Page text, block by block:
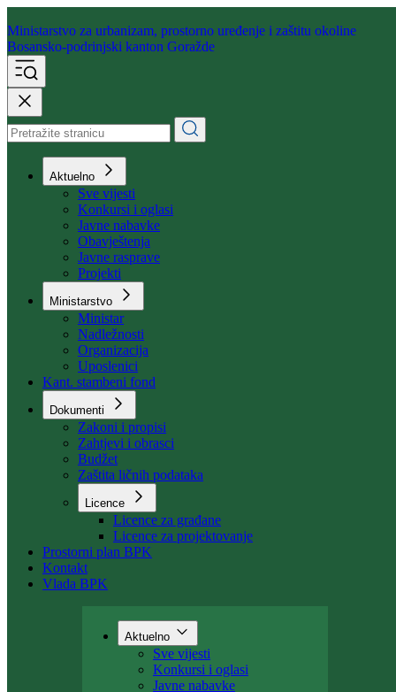
Ministarstvo za urbanizam,
Bosansko-podrinjski kanton Goražde
Aktuelno
Sve vijesti
Konkursi i oglasi
Javne nabavke
Obavještenja
Javne rasprave
Projekti
Ministarstvo
Ministar
Nadležnosti
Organizacija
Uposlenici
Kant. stambeni fond
Dokumenti
Zakoni i propisi
Zahtjevi i obrasci
Budžet
Zaštita ličnih podataka
Licence
Vlada BPK
Aktuelno